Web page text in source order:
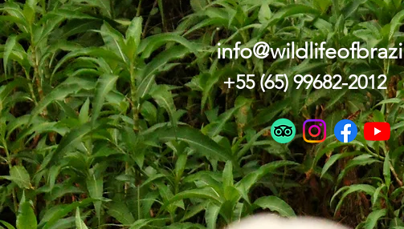
+55 (65) 99682-2012